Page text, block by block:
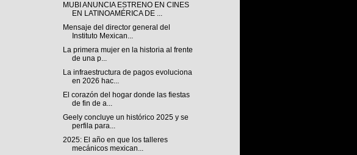
MUBI ANUNCIA ESTRENO EN CINES
EN LATINOAMÉRICA DE ...
Mensaje del director general del
Instituto Mexican...
La primera mujer en la historia al frente
de una p...
La infraestructura de pagos evoluciona
en 2026 hac...
El corazón del hogar donde las fiestas
de fin de a...
Geely concluye un histórico 2025 y se
perfila para...
2025: El año en que los talleres
mecánicos mexican...